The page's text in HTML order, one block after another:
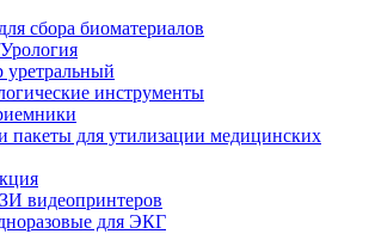
сбора биоматериалов
уретральный
инструменты
пакеты для утилизации медицинских
видеопринтеров
для ЭКГ